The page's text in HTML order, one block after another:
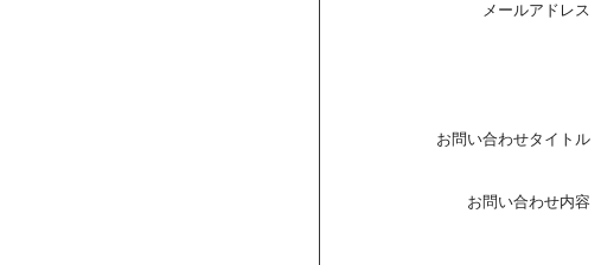
メールアドレス
お問い合わせタイトル
お問い合わせ内容